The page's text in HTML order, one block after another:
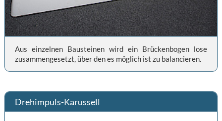
Aus einzelnen Bausteinen wird ein Brückenbogen lose
zusammengesetzt, über den es möglich ist zu balancieren.
Drehimpuls-Karussell